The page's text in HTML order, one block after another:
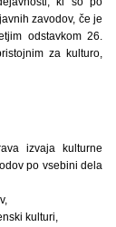
zavodov, če je
odstavkom 26.
za kulturo,
izvaja kulturne
po vsebini dela
kulturi,